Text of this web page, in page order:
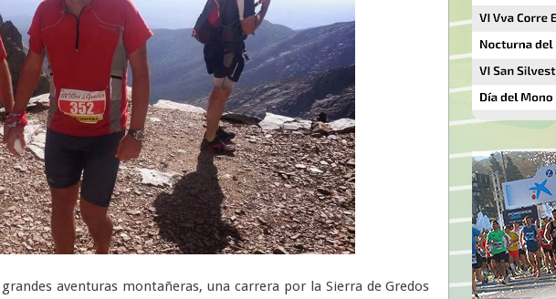
aventuras montañeras, una carrera por la Sierra de Gredos